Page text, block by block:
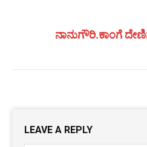
ನಾನುಗೌರಿ.ಕಾಂಗೆ
LEAVE A REPLY